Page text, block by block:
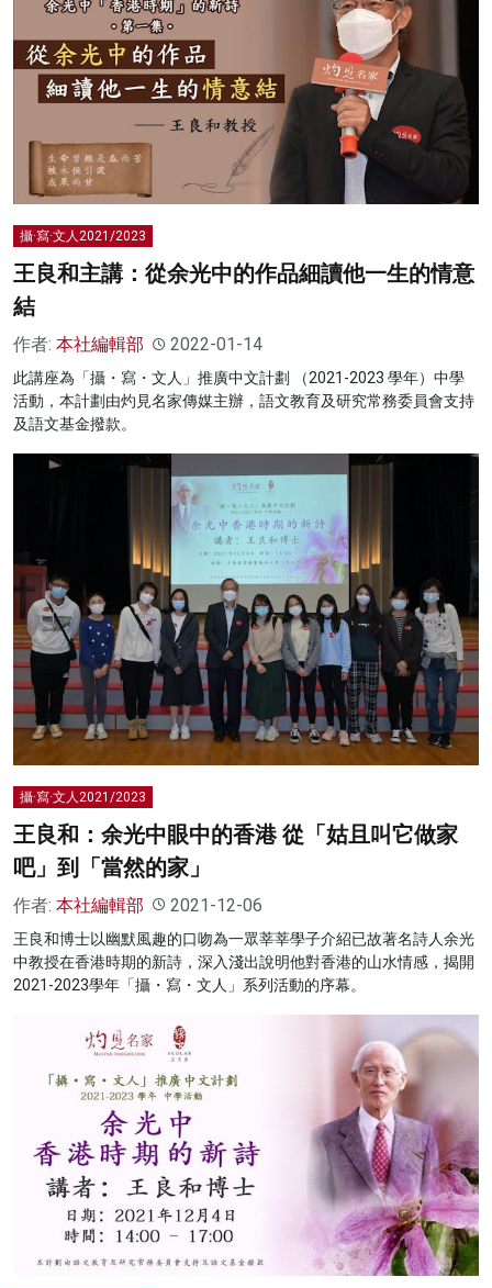
攝·寫·文人2021/2023
王良和主講：從余光中的作品細讀他一生的情意
結
作者: 本社編輯部 2022-01-14
此講座為「攝・寫・文人」推廣中文計劃 （2021-2023 學年）中學
活動，本計劃由灼見名家傳媒主辦，語文教育及研究常務委員會支持
及語文基金撥款。
攝·寫·文人2021/2023
王良和：余光中眼中的香港 從「姑且叫它做家
吧」到「當然的家」
作者: 本社編輯部 2021-12-06
王良和博士以幽默風趣的口吻為一眾莘莘學子介紹已故著名詩人余光
中教授在香港時期的新詩，深入淺出說明他對香港的山水情感，揭開
2021-2023學年「攝・寫・文人」系列活動的序幕。